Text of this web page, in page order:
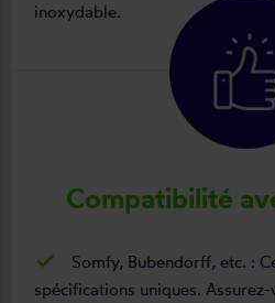
inoxydable.
Compatibilité
Somfy, Bubendorff, etc. :
spécifications uniques.